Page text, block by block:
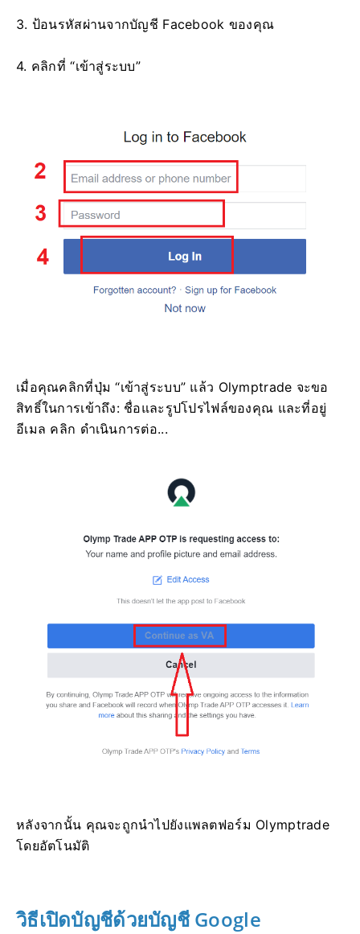
3. ป้อนรหัสผ่านจากบัญชี Facebook ของคุณ
4. คลิกที่ “เข้าสู่ระบบ”
เมื่อคุณคลิกที่ปุ่ม “เข้าสู่ระบบ” แล้ว Olymptrade จะขอ
สิทธิ์ในการเข้าถึง: ชื่อและรูปโปรไฟล์ของคุณ และที่อยู่
อีเมล คลิก ดำเนินการต่อ...
หลังจากนั้น คุณจะถูกนำไปยังแพลตฟอร์ม Olymptrade
โดยอัตโนมัติ
วิธีเปิดบัญชีด้วยบัญชี Google